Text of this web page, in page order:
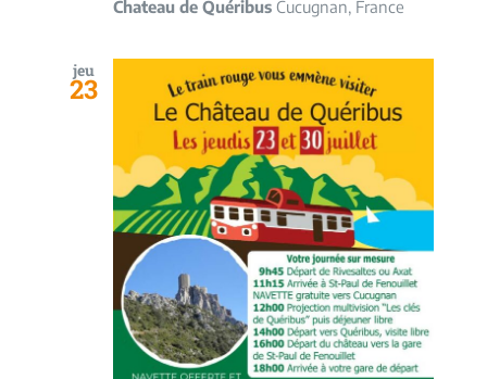
Chateau de Quéribus Cucugnan, France
jeu
23